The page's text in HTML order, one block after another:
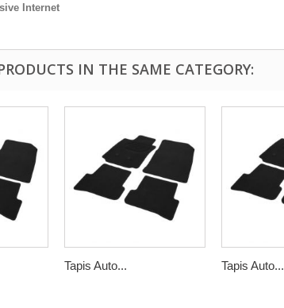
Internet
IN THE SAME CATEGORY:
Tapis Auto... Tapis Auto...